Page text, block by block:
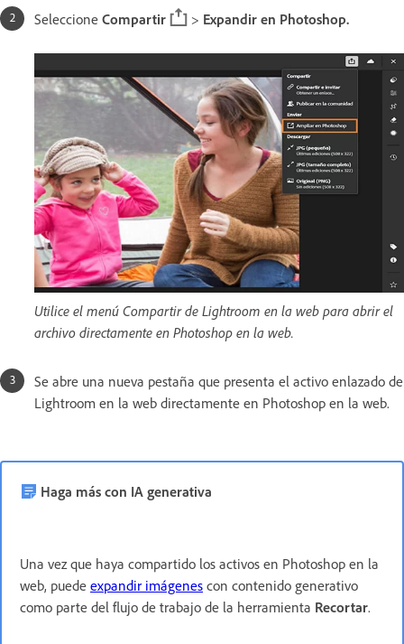
Seleccione Compartir > Expandir en Photoshop.
Utilice el menú Compartir de Lightroom en la web para abrir el
archivo directamente en Photoshop en la web.
Se abre una nueva pestaña que presenta el activo enlazado de
Lightroom en la web directamente en Photoshop en la web.
Haga más con IA generativa
Una vez que haya compartido los activos en Photoshop en la
web, puede expandir imágenes con contenido generativo
como parte del flujo de trabajo de la herramienta Recortar.